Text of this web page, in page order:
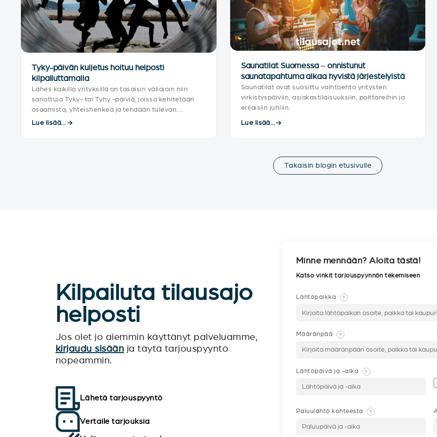
Tyky-päivän kuljetus hoituu helposti
kilpailuttamalla
Lähes kaikilla yrityksillä on tasaisin väliajoin niin
sanottuja Tyky- tai Tyhy -päiviä, joissa kehitetään
osaamista, yhteishenkeä ja tehdään tulevan
suunnitelmia.
Lue lisää...
Saunatilat Suomessa – onnistunut
saunatapahtuma alkaa hyvistä järjestelyistä
Saunatilat ovat suosittu vaihtoehto yritysten
virkistyspäiviin, asiakastilaisuuksiin, polttareihin ja
erilaisiin juhliin.
Lue lisää...
Takaisin blogin etusivulle
Kilpailuta tilausajo
helposti
Jos olet jo aiemmin käyttänyt palveluamme,
kirjaudu sisään ja täytä tarjouspyyntö
nopeammin.
Lähetä tarjouspyyntö
Vertaile tarjouksia
Minne mennään? Aloita tästä!
Katso vinkit tarjouspyynnön tekemiseen
Lähtöpaikka ?
Määränpää ?
Lähtöpäivä ja -aika ?
Paluulähtö kohteesta ?